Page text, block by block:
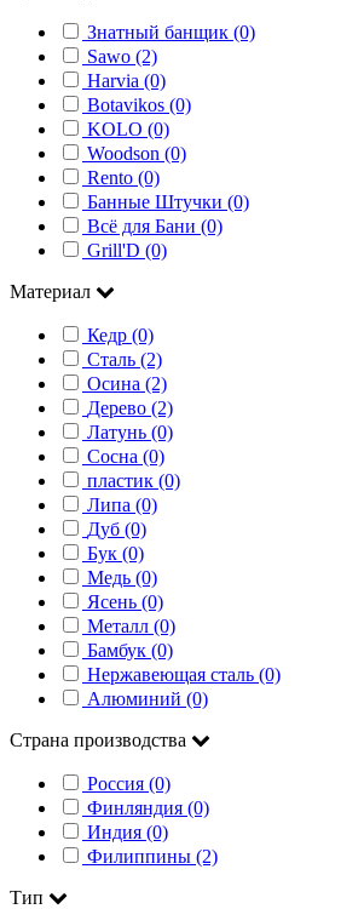
Знатный банщик (0)
Sawo (2)
Harvia (0)
Botavikos (0)
KOLO (0)
Woodson (0)
Rento (0)
Банные Штучки (0)
Всё для Бани (0)
Grill'D (0)
Материал
Кедр (0)
Сталь (2)
Осина (2)
Дерево (2)
Латунь (0)
Сосна (0)
пластик (0)
Липа (0)
Дуб (0)
Бук (0)
Медь (0)
Ясень (0)
Металл (0)
Бамбук (0)
Нержавеющая сталь (0)
Алюминий (0)
Страна производства
Россия (0)
Финляндия (0)
Индия (0)
Филиппины (2)
Тип